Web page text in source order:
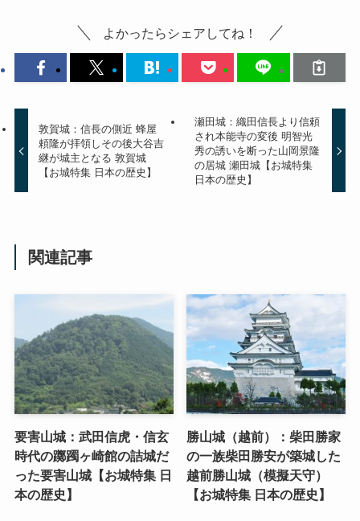
よかったらシェアしてね！
敦賀城：信長の側近 蜂屋
頼隆が拝領しその後大谷吉
継が城主となる 敦賀城
【お城特集 日本の歴史】
瀬田城：織田信長より信頼
され本能寺の変後 明智光
秀の誘いを断った山岡景隆
の居城 瀬田城【お城特集
日本の歴史】
関連記事
要害山城：武田信虎・信玄
時代の躑躅ヶ崎館の詰城だ
った要害山城【お城特集 日
本の歴史】
勝山城（越前）：柴田勝家
の一族柴田勝安が築城した
越前勝山城（模擬天守）
【お城特集 日本の歴史】